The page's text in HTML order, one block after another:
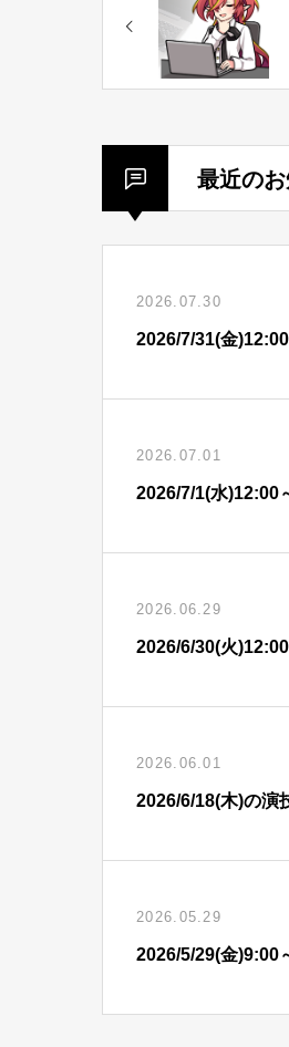
最近の
2026.07.30
2026/7/31(金
2026.07.01
2026/7/1(水)12:00
2026.06.29
2026/6/30(火
2026.06.01
2026/6/18(木)の演
2026.05.29
2026/5/29(金)9:00